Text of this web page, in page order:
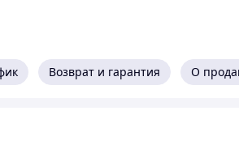
Возврат и гарантия О